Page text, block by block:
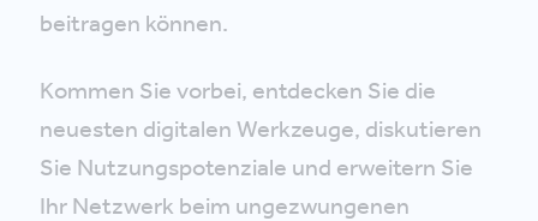
beitragen können.
Kommen Sie vorbei, entdecken Sie die
neuesten digitalen Werkzeuge, diskutieren
Sie Nutzungspotenziale und erweitern Sie
Ihr Netzwerk beim ungezwungenen